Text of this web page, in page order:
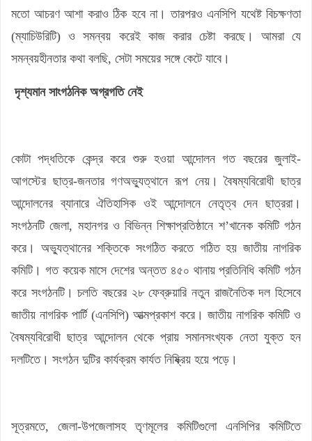
মতো আচরণ আশা করাও ঠিক হবে না। তারপরও এনসিপি যথেষ্ট বিচক্ষণতা
(ম্যাচিউরিটি) ও সমন্বয় করেই কাজ করার চেষ্টা করছে। আমরা যে
সমন্বয়হীনতার কথা বলছি, সেটা সময়ের সঙ্গে কেটে যাবে।
দৃশ্যমান সাংগঠনিক অগ্রগতি নেই
কোটা পদ্ধতিকে কেন্দ্র করে শুরু হওয়া আন্দোলন গত বছরের জুলাই-
আগস্টের ছাত্র-জনতার গণঅভ্যুত্থানে রূপ নেয়। বৈষম্যবিরোধী ছাত্র
আন্দোলনের ব্যানারে ঐতিহাসিক ওই আন্দোলনে নেতৃত্ব দেন ছাত্ররা।
সংগঠনটি জেলা, মহানগর ও বিভিন্ন শিক্ষাপ্রতিষ্ঠানে শ’খানেক কমিটি গঠন
করে। অভ্যুত্থানের শক্তিকে সংগঠিত করতে গঠিত হয় জাতীয় নাগরিক
কমিটি। গত কয়েক মাসে দেশের অন্তত ৪৫০ থানায় প্রতিনিধি কমিটি গঠন
করে সংগঠনটি। চলতি বছরের ২৮ ফেব্রুয়ারি নতুন রাজনৈতিক দল হিসেবে
জাতীয় নাগরিক পার্টি (এনসিপি) আত্মপ্রকাশ করে। জাতীয় নাগরিক কমিটি ও
বৈষম্যবিরোধী ছাত্র আন্দোলন থেকে প্রায় সমানসংখ্যক নেতা যুক্ত হন
দলটিতে। সংগঠন দুটির কার্যক্রম কার্যত নিষ্ক্রিয় হয়ে পড়ে।
সূত্রমতে, জেলা-উপজেলাসহ তৃণমূলের কমিটিগুলো এনসিপির কমিটিতে